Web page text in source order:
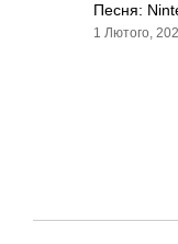
Песня:
1 Лютого,